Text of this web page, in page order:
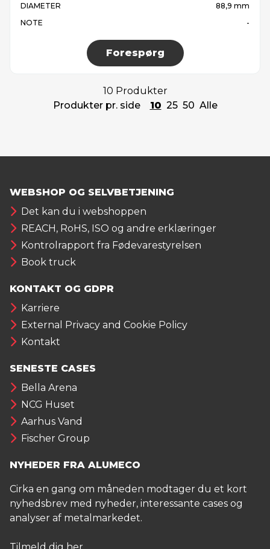
DIAMETER
88,9 mm
NOTE
-
Forespørg
10 Produkter
Produkter pr. side
10 25 50 Alle
WEBSHOP OG SELVBETJENING
Det kan du i webshoppen
REACH, RoHS, ISO og andre erklæringer
Kontrolrapport fra Fødevarestyrelsen
Book truck
KONTAKT OG GDPR
Karriere
External Privacy and Cookie Policy
Kontakt
SENESTE CASES
Bella Arena
NCG Huset
Aarhus Vand
Fischer Group
NYHEDER FRA ALUMECO
Cirka en gang om måneden modtager du et kort
nyhedsbrev med nyheder, interessante cases og
analyser af metalmarkedet.